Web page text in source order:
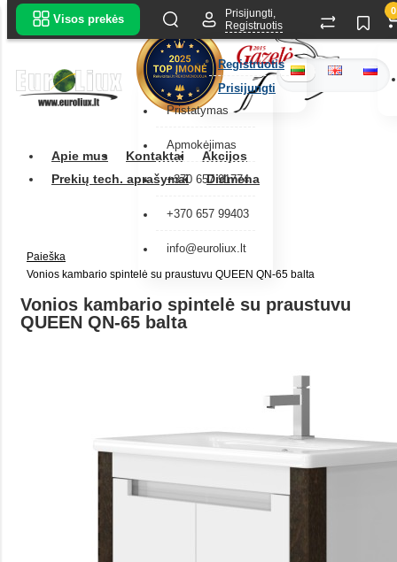
Pristatymas
Apmokėjimas
+370 657 91774
+370 657 99403
info@euroliux.lt
Apie mus Kontaktai
Akcijos
Prekių tech. aprašymai
Didmena
Visos prekės
Prisijungti,
Registruotis
Registruotis
Prisijungti
0
Paieška
Vonios kambario spintelė su praustuvu QUEEN QN-65 balta
Vonios kambario spintelė su praustuvu
QUEEN QN-65 balta